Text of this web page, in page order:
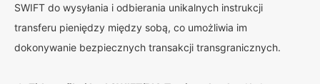
SWIFT do wysyłania i odbierania unikalnych instrukcji
transferu pieniędzy między sobą, co umożliwia im
dokonywanie bezpiecznych transakcji transgranicznych.